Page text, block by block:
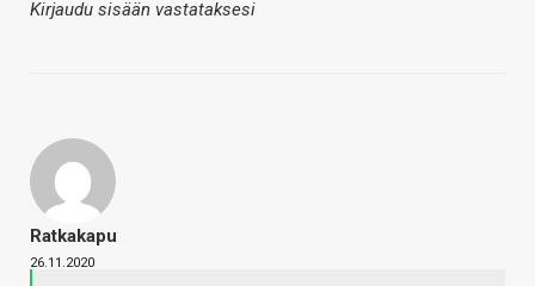
Kirjaudu sisään vastataksesi
Ratkakapu
26.11.2020